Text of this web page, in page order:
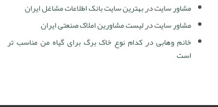
مشاور سایتدربهترین سایت بانک اطلاعات مشاغل ایران
مشاور سایتدرلیست مشاورین املاک صنعتی ایران
خانم وهابیدرکدام نوع خاک برگ برای گیاه من مناسب تر
است